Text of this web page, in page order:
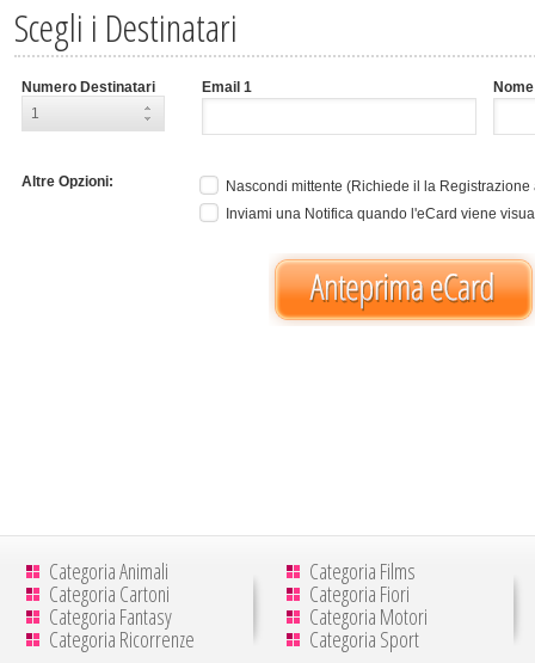
Scegli i Destinatari
Numero Destinatari
1
Email 1
Altre Opzioni:
Nascondi mittente (Richiede il la Registrazione
Inviami una Notifica quando l'eCard viene
Categoria Animali
Categoria Cartoni
Categoria Fantasy
Categoria Ricorrenze
Categoria Films
Categoria Fiori
Categoria Motori
Categoria Sport